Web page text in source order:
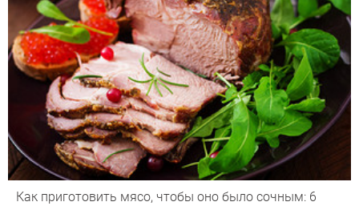
Как приготовить мясо, чтобы оно было сочным: 6